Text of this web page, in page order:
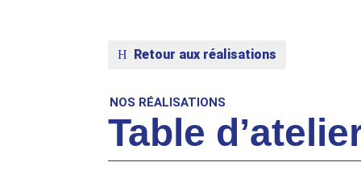
Retour aux réalisations
NOS RÉALISATIONS
Table